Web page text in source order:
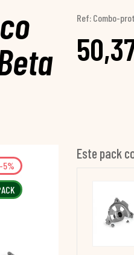
Ref: Combo-
-5%
Este pack